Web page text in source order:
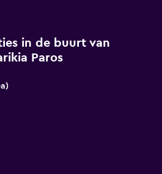
in de buurt van
Paros